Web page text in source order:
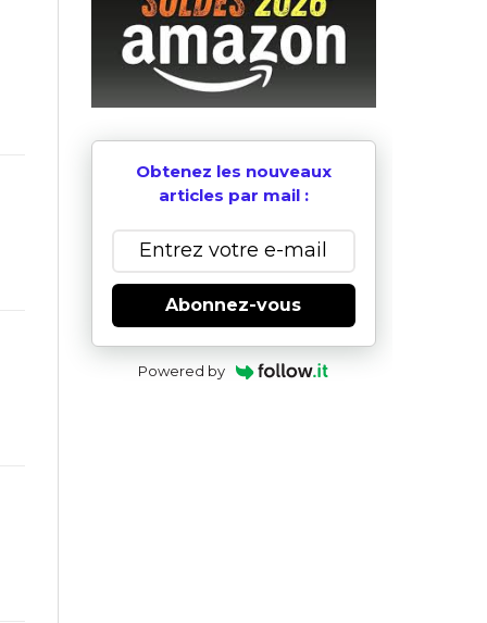
Obtenez les nouveaux
articles par mail :
Abonnez-vous
Powered by